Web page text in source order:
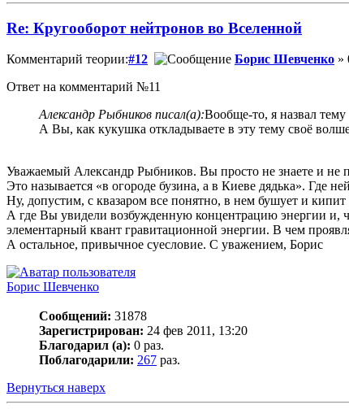
Re: Кругооборот нейтронов во Вселенной
Комментарий теории:#12 Борис Шевченко »
Ответ на комментарий №11
Александр Рыбников писал(а):Вообще-то, я назвал
А Вы, как кукушка откладываете в эту тему своё
Уважаемый Александр Рыбников. Вы просто не знаете и не
Это называется «в огороде бузина, а в Киеве дядька». Где
Ну, допустим, с квазаром все понятно, в нем бушует и кипит
А где Вы увидели возбужденную концентрацию энергии и,
элементарный квант гравитационной энергии. В чем
А остальное, привычное суесловие. С уважением, Борис
Борис Шевченко
Сообщений: 31878
Зарегистрирован: 24 фев 2011, 13:20
Благодарил (а): 0 раз.
Поблагодарили: 267 раз.
Вернуться наверх